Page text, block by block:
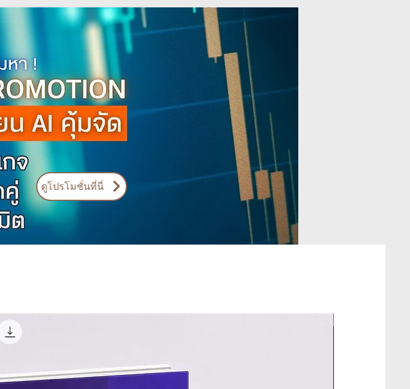
ดูโปรโมชั่นที่นี่